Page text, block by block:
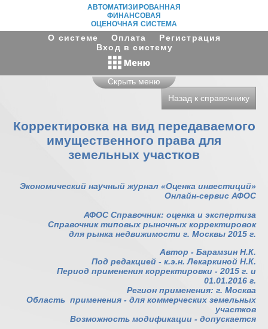
АВТОМАТИЗИРОВАННАЯ
ФИНАНСОВАЯ
ОЦЕНОЧНАЯ СИСТЕМА
О системе Оплата
Регистрация
Вход в систему
Скрыть меню
Назад к справочнику
Корректировка на вид передаваемого
имущественного права для
земельных участков
Экономический научный журнал «Оценка инвестиций»
Онлайн-сервис АФОС
АФОС Справочник: оценка и экспертиза
Справочник типовых рыночных корректировок
для рынка недвижимости г. Москвы 2015 г.
Автор - Барамзин Н.К.
Под редакцией - к.э.н. Лекаркиной Н.К.
Период применения корректировки - 2015 г. и
01.01.2016 г.
Регион применения: г. Москва
Область применения - для коммерческих земельных
участков
Возможность модификации - допускается